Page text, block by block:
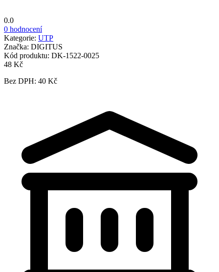
0.0
0 hodnocení
Kategorie: UTP
Značka: DIGITUS
Kód produktu: DK-1522-0025
48 Kč
Bez DPH: 40 Kč